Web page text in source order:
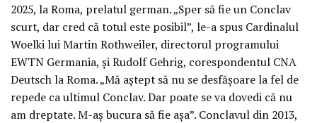
2025, la Roma, prelatul german. „Sper să fie un Conclav
scurt, dar cred că totul este posibil”, le-a spus Cardinalul
Woelki lui Martin Rothweiler, directorul programului
EWTN Germania, și Rudolf Gehrig, corespondentul CNA
Deutsch la Roma. „Mă aștept să nu se desfășoare la fel de
repede ca ultimul Conclav. Dar poate se va dovedi că nu
am dreptate. M-aș bucura să fie așa”. Conclavul din 2013,